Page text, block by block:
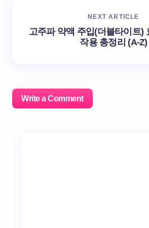
NEXT ARTICLE
고주파 약액 주입(더블타이트)
작용 총정리 (A-Z)
Write a Comment